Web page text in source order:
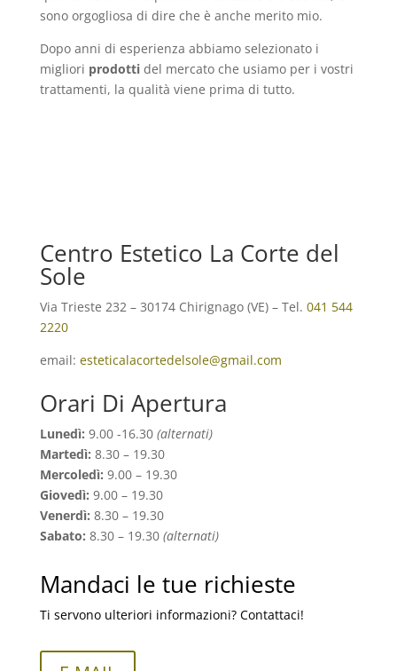
sono orgogliosa di dire che è anche merito mio.
Dopo anni di esperienza abbiamo selezionato i
migliori prodottidel mercato che usiamo per i vostri
trattamenti, la qualità viene prima di tutto.
Centro Estetico La Corte del
Sole
Via Trieste 232 – 30174 Chirignago (VE) – Tel. 041 544
2220
email: esteticalacortedelsole@gmail.com
Orari Di Apertura
Lunedì: 9.00 -16.30 (alternati)
Martedì: 8.30 – 19.30
Mercoledì: 9.00 – 19.30
Giovedì: 9.00 – 19.30
Venerdì: 8.30 – 19.30
Sabato: 8.30 – 19.30 (alternati)
Mandaci le tue richieste
Ti servono ulteriori informazioni? Contattaci!